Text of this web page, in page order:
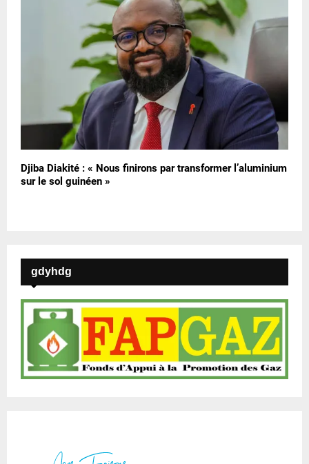
Djiba Diakité : « Nous finirons par transformer l’aluminium
sur le sol guinéen »
gdyhdg